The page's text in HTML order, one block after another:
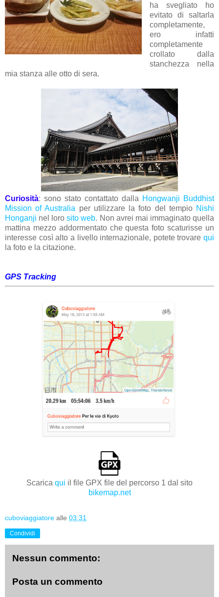
ha svegliato ho
evitato di saltarla
completamente,
ero infatti
completamente
crollato dalla
stanchezza nella
mia stanza alle otto di sera.
Curiosità: sono stato contattato dalla Hongwanji Buddhist
Mission of Australia per utilizzare la foto del tempio Nishi
Honganji nel lorosito web. Non avrei mai immaginato quella
mattina mezzo addormentato che questa foto scaturisse un
interesse così alto a livello internazionale, potete trovare qui
la foto e la citazione.
GPS Tracking
Scarica qui il file GPX file del percorso 1 dal sito
bikemap.net
cuboviaggiatore alle 03:31
Condividi
Nessun commento:
Posta un commento